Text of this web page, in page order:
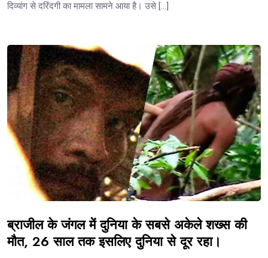
दिव्यांग से दरिंदगी का मामला सामने आया है। उसे […]
ब्राजील के जंगल में दुनिया के सबसे अकेले शख्स की
मौत, 26 साल तक इसलिए दुनिया से दूर रहा।